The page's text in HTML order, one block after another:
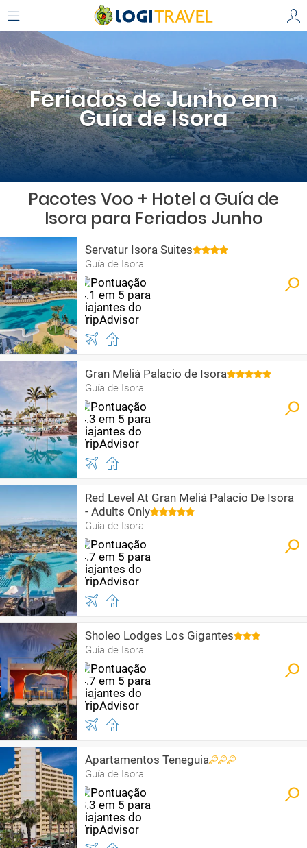
Feriados de Junho em
Guía de Isora
Pacotes Voo + Hotel a Guía de
Isora para Feriados Junho
Servatur Isora Suites
Guía de Isora
Gran Meliá Palacio de Isora
Guía de Isora
Red Level At Gran Meliá Palacio De Isora
- Adults Only
Guía de Isora
Sholeo Lodges Los Gigantes
Guía de Isora
Apartamentos Teneguia
Guía de Isora